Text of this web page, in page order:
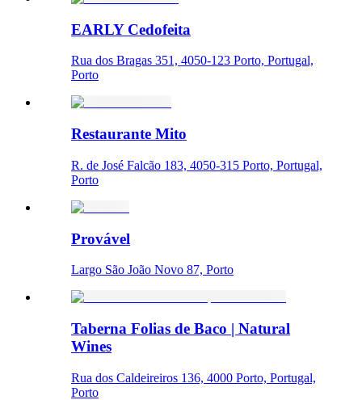
EARLY Cedofeita
Rua dos Bragas 351, 4050-123 Porto, Portugal,
Porto
Restaurante Mito
R. de José Falcão 183, 4050-315 Porto, Portugal,
Porto
Provável
Largo São João Novo 87, Porto
Taberna Folias de Baco | Natural
Wines
Rua dos Caldeireiros 136, 4000 Porto, Portugal,
Porto